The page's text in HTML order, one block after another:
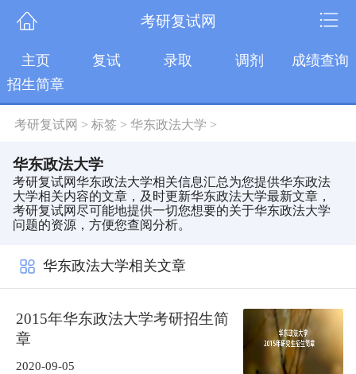
考研复试网
主页 复试 录取 调剂
成绩查询
招生简章
考研复试网 > 标签 > 华东政法大学 >
华东政法大学
考研复试网华东政法大学相关信息汇总为您提供华东政法
大学相关内容的文章，及时更新华东政法大学最新文章，
考研复试网尽可能地提供一切您想要的关于华东政法大学
问题的资源，方便您查阅分析。
华东政法大学相关文章
2015年华东政法大学考研招生简
章
2020-09-05